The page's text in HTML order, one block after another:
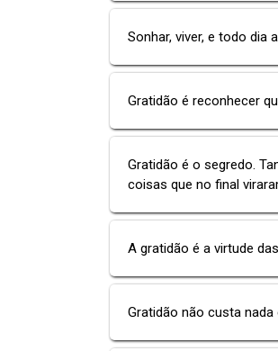
Sonhar, viver, e todo dia
Gratidão é reconhecer
Gratidão é o segredo.
coisas que no final
A gratidão é a virtude
Gratidão não custa